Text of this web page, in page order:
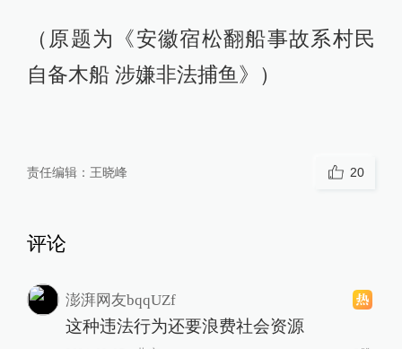
（原题为《安徽宿松翻船事故系村民
自备木船 涉嫌非法捕鱼》）
责任编辑： 王晓峰 20
评论
澎湃网友bqqUZf
这种违法行为还要浪费社会资源